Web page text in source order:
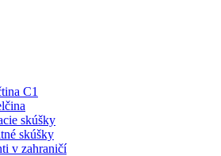
C1
skúšky
skúšky
v zahraničí